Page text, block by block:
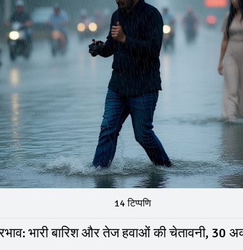
14 टिप्पणि
भारी बारिश और तेज हवाओं की चेतावनी, 30